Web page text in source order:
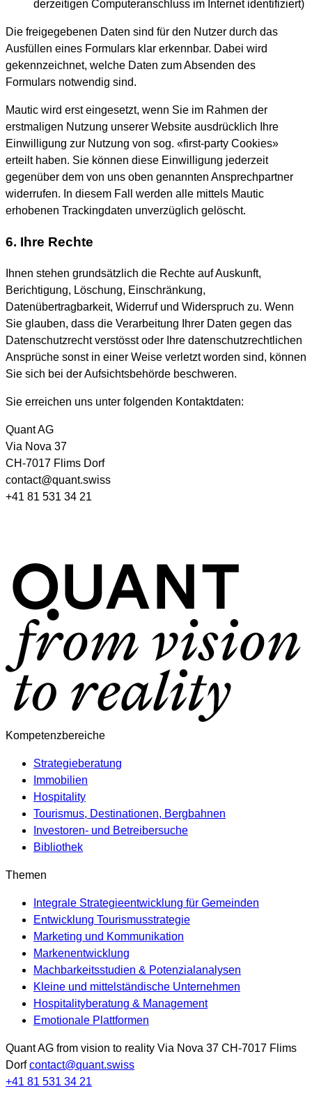
derzeitigen Computeranschluss im Internet identifiziert)
Die freigegebenen Daten sind für den Nutzer durch das
Ausfüllen eines Formulars klar erkennbar. Dabei wird
gekennzeichnet, welche Daten zum Absenden des
Formulars notwendig sind.
Mautic wird erst eingesetzt, wenn Sie im Rahmen der
erstmaligen Nutzung unserer Website ausdrücklich Ihre
Einwilligung zur Nutzung von sog. «first-party Cookies»
erteilt haben. Sie können diese Einwilligung jederzeit
gegenüber dem von uns oben genannten Ansprechpartner
widerrufen. In diesem Fall werden alle mittels Mautic
erhobenen Trackingdaten unverzüglich gelöscht.
6. Ihre Rechte
Ihnen stehen grundsätzlich die Rechte auf Auskunft,
Berichtigung, Löschung, Einschränkung,
Datenübertragbarkeit, Widerruf und Widerspruch zu. Wenn
Sie glauben, dass die Verarbeitung Ihrer Daten gegen das
Datenschutzrecht verstösst oder Ihre datenschutzrechtlichen
Ansprüche sonst in einer Weise verletzt worden sind, können
Sie sich bei der Aufsichtsbehörde beschweren.
Sie erreichen uns unter folgenden Kontaktdaten:
Quant AG
Via Nova 37
CH-7017 Flims Dorf
contact@quant.swiss
+41 81 531 34 21
Kompetenzbereiche
Strategieberatung
Immobilien
Hospitality
Tourismus, Destinationen, Bergbahnen
Investoren- und Betreibersuche
Bibliothek
Themen
Integrale Strategieentwicklung für Gemeinden
Entwicklung Tourismusstrategie
Marketing und Kommunikation
Markenentwicklung
Machbarkeitsstudien & Potenzialanalysen
Kleine und mittelständische Unternehmen
Hospitalityberatung & Management
Emotionale Plattformen
Quant AG from vision to reality Via Nova 37 CH-7017 Flims
Dorf contact@quant.swiss
+41 81 531 34 21